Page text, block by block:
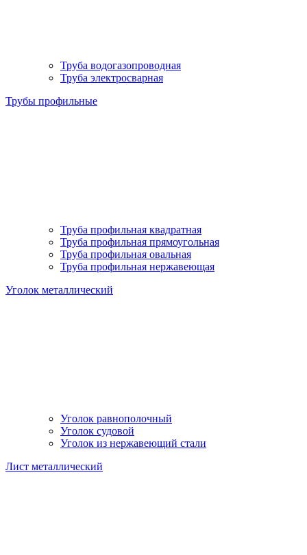
Труба водогазопроводная
Труба электросварная
Трубы профильные
Труба профильная квадратная
Труба профильная прямоугольная
Труба профильная овальная
Труба профильная нержавеющая
Уголок металлический
Уголок равнополочный
Уголок судовой
Уголок из нержавеющий стали
Лист металлический